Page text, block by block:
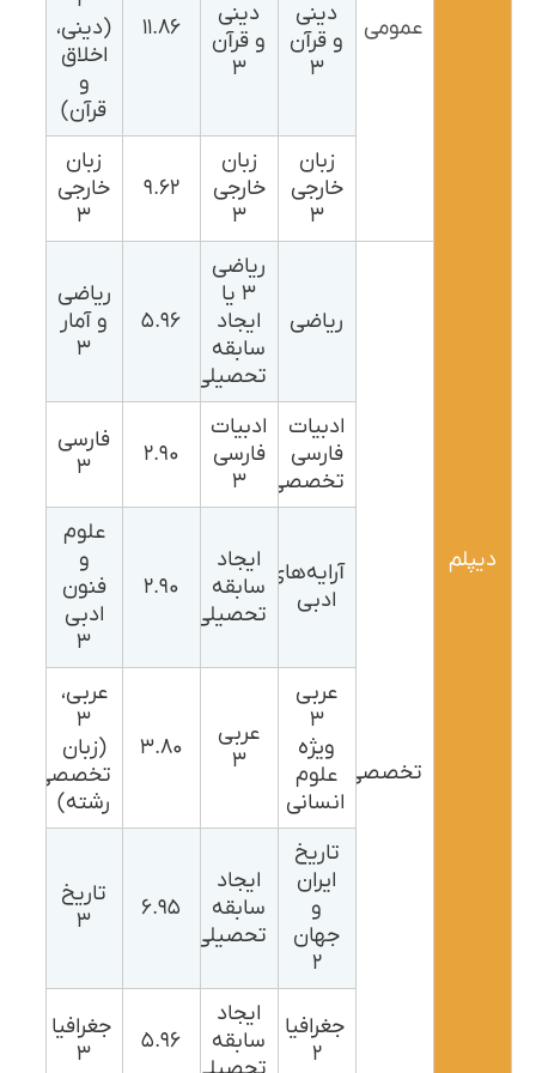
دیپلم
عمومی
دینی
و قرآن
۳
دینی
و قرآن
۳
۱۱.۸۶
(دینی،
اخلاق
و
قرآن)
زبان
خارجی
۳
زبان
خارجی
۳
۹.۶۲
زبان
خارجی
۳
تخصصی
ریاضی
ریاضی
۳ یا
ایجاد
سابقه
تحصیلی
۵.۹۶
ریاضی
و آمار
۳
ادبیات
فارسی
تخصصی
ادبیات
فارسی
۳
۲.۹۰
فارسی
۳
آرایه‌های
ادبی
ایجاد
سابقه
تحصیلی
۲.۹۰
علوم
و
فنون
ادبی
۳
عربی
۳
ویژه
علوم
انسانی
عربی
۳
۳.۸۰
عربی،
۳
(زبان
تخصصی
رشته)
تاریخ
ایران
و
جهان
۲
ایجاد
سابقه
تحصیلی
۶.۹۵
تاریخ
۳
جغرافیا
۲
ایجاد
سابقه
۵.۹۶
جغرافیا
۳